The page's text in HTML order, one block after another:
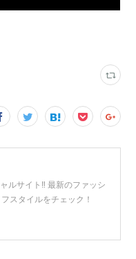
ルサイト‼︎ 最新のファッシ
スタイルをチェック！